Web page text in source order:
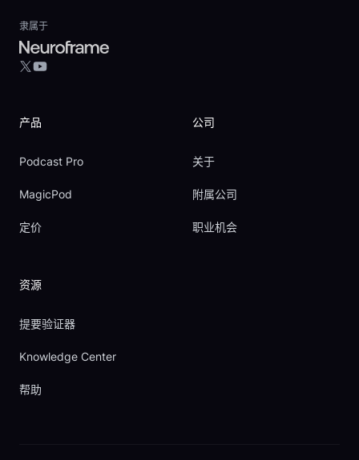
隶属于
X YouTube
产品
Podcast Pro
MagicPod
定价
公司
关于
附属公司
职业机会
资源
提要验证器
Knowledge Center
帮助